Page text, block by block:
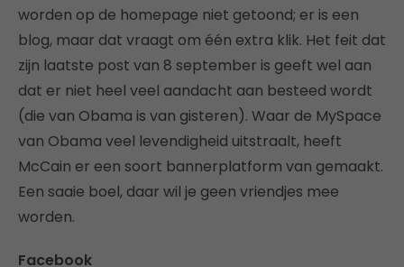
worden op de homepage niet getoond; er is een
blog, maar dat vraagt om één extra klik. Het feit dat
zijn laatste post van 8 september is geeft wel aan
dat er niet heel veel aandacht aan besteed wordt
(die van Obama is van gisteren). Waar de MySpace
van Obama veel levendigheid uitstraalt, heeft
McCain er een soort bannerplatform van gemaakt.
Een saaie boel, daar wil je geen vriendjes mee
worden.
Facebook